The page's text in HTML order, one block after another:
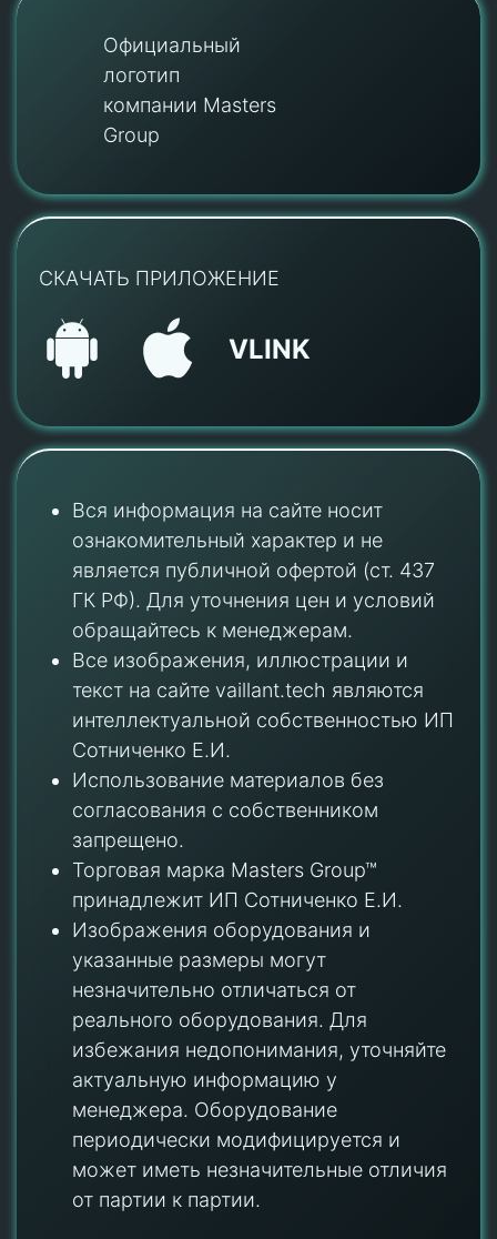
Официальный
логотип
компании Masters
Group
СКАЧАТЬ ПРИЛОЖЕНИЕ
VLINK
Вся информация на сайте носит
ознакомительный характер и не
является публичной офертой (ст. 437
ГК РФ). Для уточнения цен и условий
обращайтесь к менеджерам.
Все изображения, иллюстрации и
текст на сайте vaillant.tech являются
интеллектуальной собственностью ИП
Сотниченко Е.И.
Использование материалов без
согласования с собственником
запрещено.
Торговая марка Masters Group™
принадлежит ИП Сотниченко Е.И.
Изображения оборудования и
указанные размеры могут
незначительно отличаться от
реального оборудования. Для
избежания недопонимания, уточняйте
актуальную информацию у
менеджера. Оборудование
периодически модифицируется и
может иметь незначительные отличия
от партии к партии.